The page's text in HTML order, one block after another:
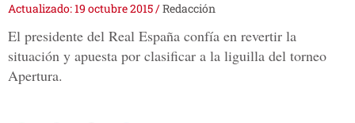
Actualizado: 19 octubre 2015/Redacción
El presidente del Real España confía en revertir la
situación y apuesta por clasificar a la liguilla del torneo
Apertura.